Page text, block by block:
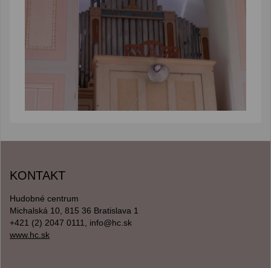
KONTAKT
Hudobné centrum
Michalská 10, 815 36 Bratislava 1
+421 (2) 2047 0111, info@hc.sk
www.hc.sk